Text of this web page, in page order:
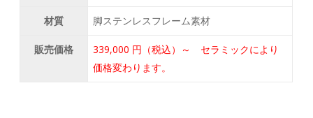
材質 脚ステンレスフレーム素材
販売価格
339,000 円（税込）～ セラミックにより
価格変わります。